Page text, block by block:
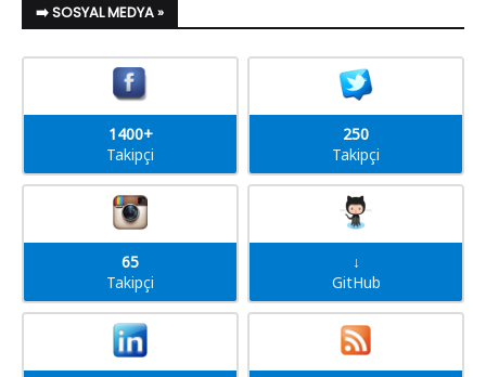
➡️ SOSYAL MEDYA »
1400+
Takipçi
250
Takipçi
65
Takipçi
↓
GitHub